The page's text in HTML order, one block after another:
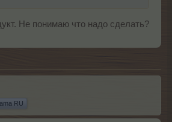
Не понимаю что надо сделать?
RU